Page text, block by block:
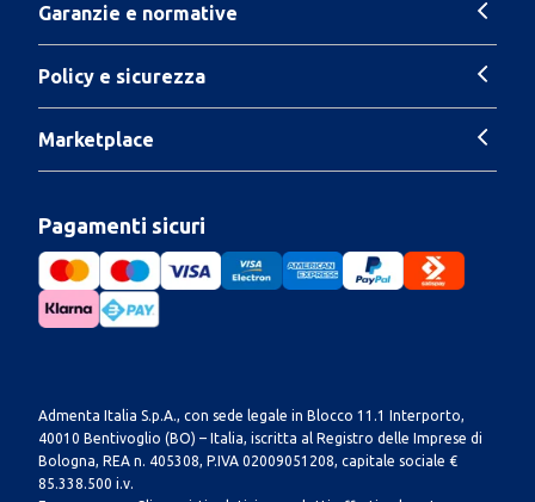
Garanzie e normative
Policy e sicurezza
Marketplace
Pagamenti sicuri
Admenta Italia S.p.A., con sede legale in Blocco 11.1 Interporto,
40010 Bentivoglio (BO) – Italia, iscritta al Registro delle Imprese di
Bologna, REA n. 405308, P.IVA 02009051208, capitale sociale €
85.338.500 i.v.